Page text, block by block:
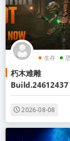
生存
朽木难雕
Build.24612437
ROT）免安装中
2026-08-08